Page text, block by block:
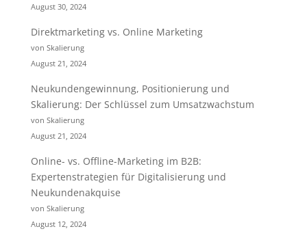
August 30, 2024
Direktmarketing vs. Online Marketing
von Skalierung
August 21, 2024
Neukundengewinnung, Positionierung und
Skalierung: Der Schlüssel zum Umsatzwachstum
von Skalierung
August 21, 2024
Online- vs. Offline-Marketing im B2B:
Expertenstrategien für Digitalisierung und
Neukundenakquise
von Skalierung
August 12, 2024